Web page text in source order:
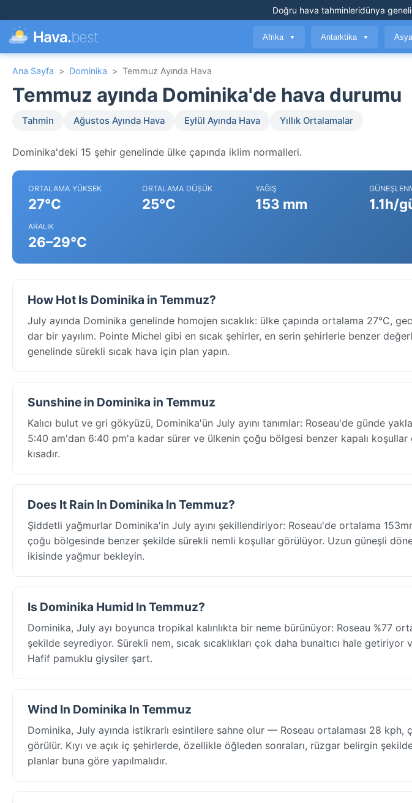
Doğru hava tahminleridünya
Hava.best Afrika ▼ Antarktika ▼ Asya
Ana Sayfa > Dominika > Temmuz Ayında Hava
Temmuz ayında Dominika'de hava durumu
Tahmin Ağustos Ayında Hava Eylül Ayında Hava Yıllık Ortalamalar
Dominika'deki 15 şehir genelinde ülke çapında iklim normalleri.
ORTALAMA YÜKSEK
27°C
ORTALAMA DÜŞÜK
25°C
YAĞIŞ
153 mm 1.1h/
ARALIK
26–29°C
How Hot Is Dominika in Temmuz?
July ayında Dominika genelinde homojen sıcaklık: ülke çapında ortalama 27°C,
dar bir yayılım. Pointe Michel gibi en sıcak şehirler, en serin şehirlerle benzer
genelinde sürekli sıcak hava için plan yapın.
Sunshine in Dominika in Temmuz
Kalıcı bulut ve gri gökyüzü, Dominika'ün July ayını tanımlar: Roseau'de günde
5:40 am'dan 6:40 pm'a kadar sürer ve ülkenin çoğu bölgesi benzer kapalı
kısadır.
Does It Rain In Dominika In Temmuz?
Şiddetli yağmurlar Dominika'in July ayını şekillendiriyor: Roseau'de ortalama
çoğu bölgesinde benzer şekilde sürekli nemli koşullar görülüyor. Uzun güneşli
ikisinde yağmur bekleyin.
Is Dominika Humid In Temmuz?
Dominika, July ayı boyunca tropikal kalınlıkta bir neme bürünüyor: Roseau %77
şekilde seyrediyor. Sürekli nem, sıcak sıcaklıkları çok daha bunaltıcı hale getiriyor
Hafif pamuklu giysiler şart.
Wind In Dominika In Temmuz
Dominika, July ayında istikrarlı esintilere sahne olur — Roseau ortalaması 28
görülür. Kıyı ve açık iç şehirlerde, özellikle öğleden sonraları, rüzgar belirgin
planlar buna göre yapılmalıdır.